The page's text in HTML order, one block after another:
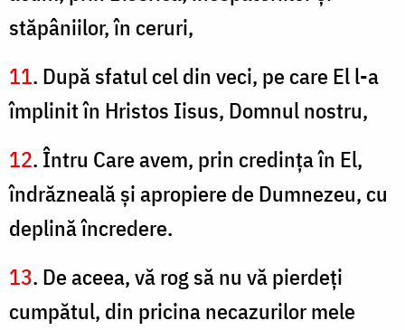
stăpâniilor, în ceruri,
11. După sfatul cel din veci, pe care El l-a
împlinit în Hristos Iisus, Domnul nostru,
12. Întru Care avem, prin credinţa în El,
îndrăzneală şi apropiere de Dumnezeu, cu
deplină încredere.
13. De aceea, vă rog să nu vă pierdeţi
cumpătul, din pricina necazurilor mele